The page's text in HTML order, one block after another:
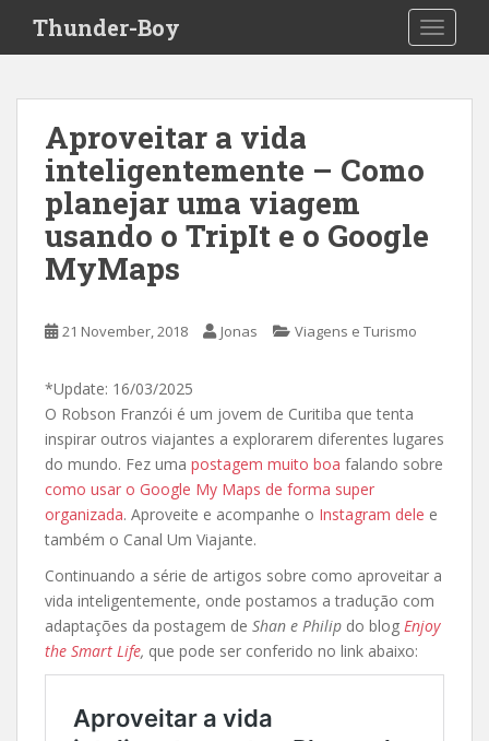
i
Thunder-Boy
Aproveitar a vida
inteligentemente – Como
planejar uma viagem
usando o TripIt e o Google
MyMaps
21 November, 2018 Jonas Viagens e Turismo
*Update: 16/03/2025
O Robson Franzói é um jovem de Curitiba que tenta
inspirar outros viajantes a explorarem diferentes lugares
do mundo. Fez uma postagem muito boa falando sobre
como usar o Google My Maps de forma super
organizada. Aproveite e acompanhe o Instagram dele e
também o Canal Um Viajante.
Continuando a série de artigos sobre como aproveitar a
vida inteligentemente, onde postamos a tradução com
adaptações da postagem de Shan e Philip do blog Enjoy
the Smart Life, que pode ser conferido no link abaixo: